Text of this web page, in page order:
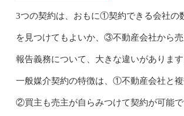
3つの契約は、おもに①契約できる会社の
を見つけてもよいか、③不動産会社から
報告義務について、大きな違いがあります
一般媒介契約の特徴は、①不動産会社と複
②買主も売主が自らみつけて契約が可能